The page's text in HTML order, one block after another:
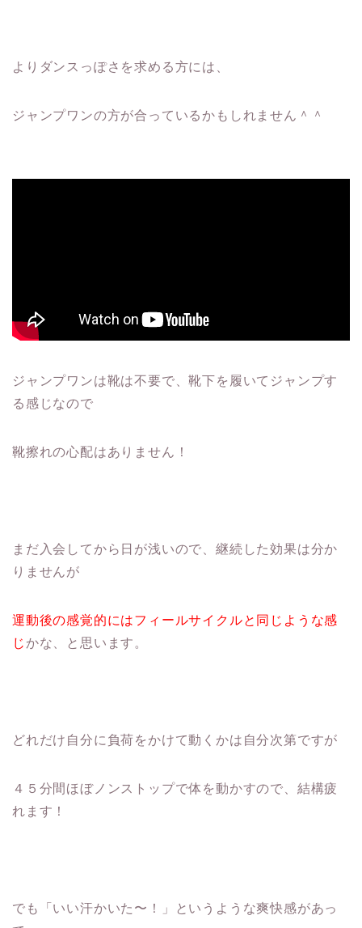
よりダンスっぽさを求める方には、
ジャンプワンの方が合っているかもしれません＾＾
ジャンプワンは靴は不要で、靴下を履いてジャンプす
る感じなので
靴擦れの心配はありません！
まだ入会してから日が浅いので、継続した効果は分か
りませんが
運動後の感覚的にはフィールサイクルと同じような感
じかな、と思います。
どれだけ自分に負荷をかけて動くかは自分次第ですが
４５分間ほぼノンストップで体を動かすので、結構疲
れます！
でも「いい汗かいた〜！」というような爽快感があっ